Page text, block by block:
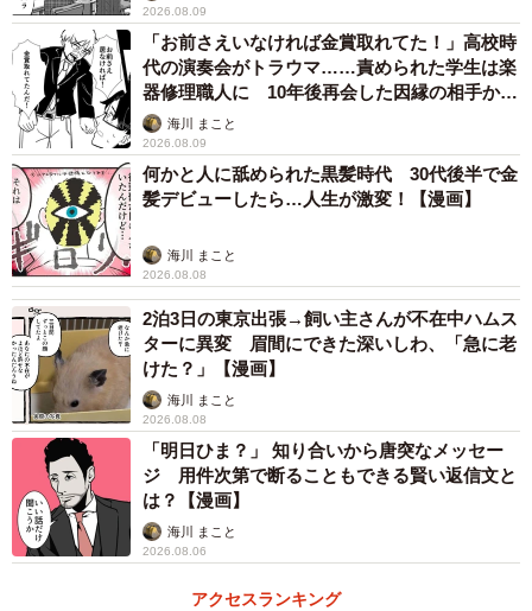
2026.08.09
「お前さえいなければ金賞取れてた！」高校時
代の演奏会がトラウマ……責められた学生は楽
器修理職人に 10年後再会した因縁の相手から
思わぬ申し出【漫画】
海川 まこと
2026.08.09
何かと人に舐められた黒髪時代 30代後半で金
髪デビューしたら…人生が激変！【漫画】
海川 まこと
2026.08.08
2泊3日の東京出張→飼い主さんが不在中ハムス
ターに異変 眉間にできた深いしわ、「急に老
けた？」【漫画】
海川 まこと
2026.08.08
「明日ひま？」 知り合いから唐突なメッセー
ジ 用件次第で断ることもできる賢い返信文と
は？【漫画】
海川 まこと
2026.08.06
アクセスランキング